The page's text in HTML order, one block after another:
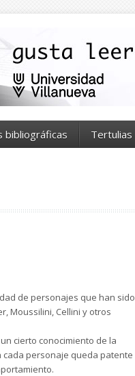
bibliográficas Tertulias
de personajes que han sido
Moussilini, Cellini y otros
cierto conocimiento de la
cada personaje queda patente